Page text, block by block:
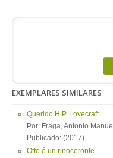
EXEMPLARES SIMILARES
Querido H.P. Lovecraft
Por: Fraga, Antonio Manuel
Publicado: (2017)
Otto é un rinoceronte